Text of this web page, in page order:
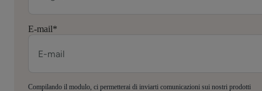
E-mail*
Compilando il modulo, ci permetterai di inviarti comunicazioni sui nostri prodotti